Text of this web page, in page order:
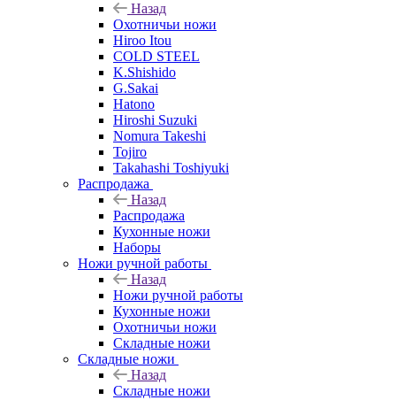
Назад
Охотничьи ножи
Hiroo Itou
COLD STEEL
K.Shishido
G.Sakai
Hatono
Hiroshi Suzuki
Nomura Takeshi
Tojiro
Takahashi Toshiyuki
Распродажа
Назад
Распродажа
Кухонные ножи
Наборы
Ножи ручной работы
Назад
Ножи ручной работы
Кухонные ножи
Охотничьи ножи
Складные ножи
Складные ножи
Назад
Складные ножи